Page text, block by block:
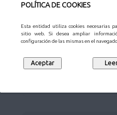
POLÍTICA DE COOKIES
Esta entidad utiliza cookies necesarias
sitio web. Si desea ampliar
configuración de las mismas en el
Otros contratos